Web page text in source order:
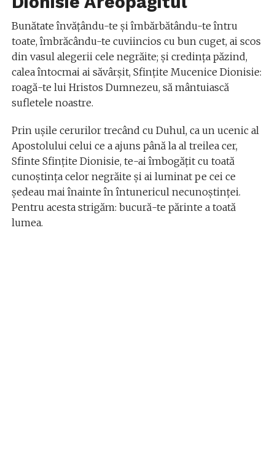
Bunătate învăţându-te şi îmbărbătându-te întru
toate, îmbrăcându-te cuviincios cu bun cuget, ai scos
din vasul alegerii cele negrăite; şi credinţa păzind,
calea întocmai ai săvârşit, Sfinţite Mucenice Dionisie:
roagă-te lui Hristos Dumnezeu, să mântuiască
sufletele noastre.
Prin uşile cerurilor trecând cu Duhul, ca un ucenic al
Apostolului celui ce a ajuns până la al treilea cer,
Sfinte Sfinţite Dionisie, te-ai îmbogăţit cu toată
cunoştinţa celor negrăite şi ai luminat pe cei ce
şedeau mai înainte în întunericul necunoştinţei.
Pentru acesta strigăm: bucură-te părinte a toată
lumea.